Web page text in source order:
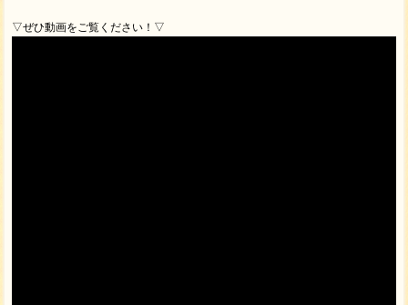
▽ぜひ動画をご覧ください！▽